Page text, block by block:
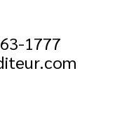
1777